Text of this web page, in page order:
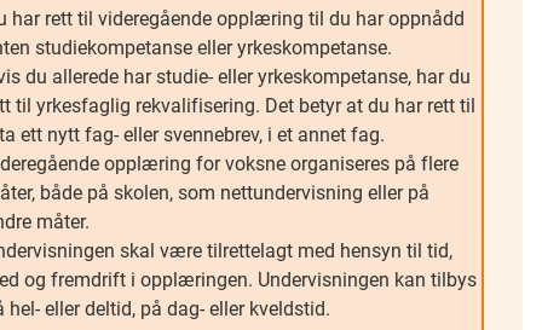
har rett til videregående opplæring til du har oppnådd
studiekompetanse eller yrkeskompetanse.
du allerede har studie- eller yrkeskompetanse, har du
til yrkesfaglig rekvalifisering. Det betyr at du har rett til
ett nytt fag- eller svennebrev, i et annet fag.
opplæring for voksne organiseres på flere
både på skolen, som nettundervisning eller på
måter.
skal være tilrettelagt med hensyn til tid,
og fremdrift i opplæringen. Undervisningen kan tilbys
hel- eller deltid, på dag- eller kveldstid.